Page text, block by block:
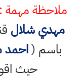
ملاحظة مهمة :
مهدي شلال
باسم (احمد
حيث